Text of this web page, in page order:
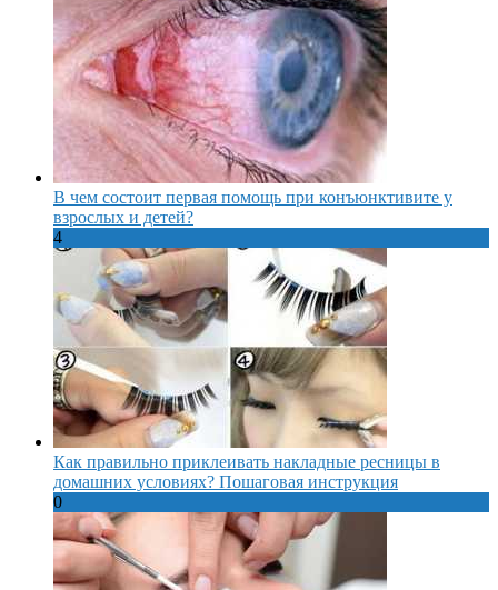
В чем состоит первая помощь при конъюнктивите у
взрослых и детей?
4
Как правильно приклеивать накладные ресницы в
домашних условиях? Пошаговая инструкция
0